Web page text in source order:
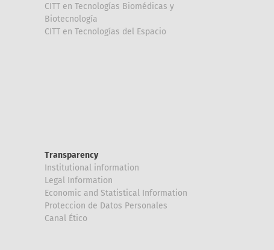
CITT en Tecnologías Biomédicas y
Biotecnología
CITT en Tecnologías del Espacio
Transparency
Institutional information
Legal Information
Economic and Statistical Information
Proteccion de Datos Personales
Canal Ético